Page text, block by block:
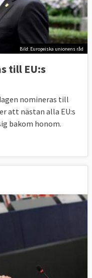
Bild: Europeiska unionens råd
till EU:s
nomineras till
att nästan alla EU:s
bakom honom.